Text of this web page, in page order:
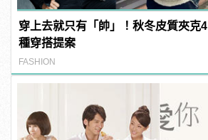
穿上去就只有「帥」！秋冬皮質夾克4
種穿搭提案
FASHION